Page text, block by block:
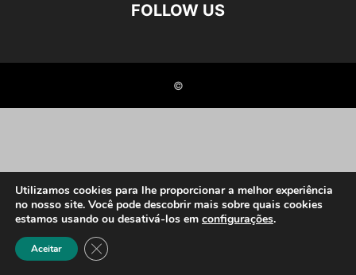
FOLLOW US
©
Utilizamos cookies para lhe proporcionar a melhor experiência
no nosso site. Você pode descobrir mais sobre quais cookies
estamos usando ou desativá-los em configurações.
Aceitar Close GDPR Cookie Banner